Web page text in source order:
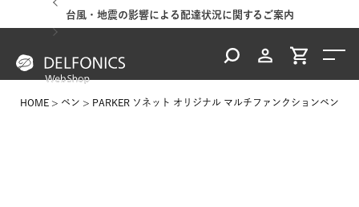
台風・地震の影響による配達状況に関するご案内
HOME ペン PARKER ソネット オリジナル マルチファンクションペン